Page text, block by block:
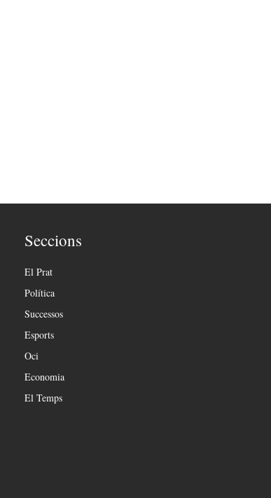
Seccions
El Prat
Política
Successos
Esports
Oci
Economia
El Temps